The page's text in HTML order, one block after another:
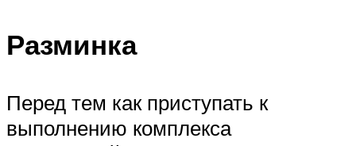
Разминка
Перед тем как приступать к
выполнению комплекса